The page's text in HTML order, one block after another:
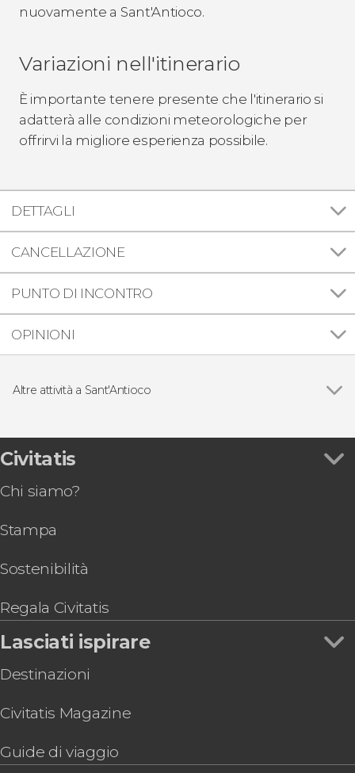
nuovamente a Sant'Antioco.
Variazioni nell'itinerario
È importante tenere presente che l'itinerario si
adatterà alle condizioni meteorologiche per
offrirvi la migliore esperienza possibile.
DETTAGLI
CANCELLAZIONE
PUNTO DI INCONTRO
OPINIONI
Altre attività a Sant'Antioco
Giro in barca all'isola di San Pietro o Masua
Civitatis
Chi siamo?
Stampa
Sostenibilità
Regala Civitatis
Lasciati ispirare
Destinazioni
Civitatis Magazine
Guide di viaggio